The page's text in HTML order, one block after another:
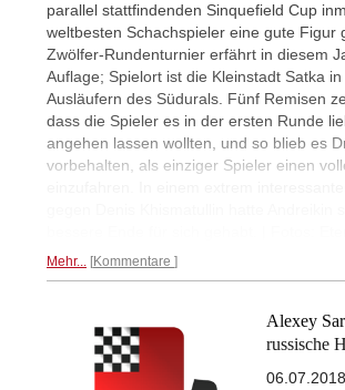
parallel stattfindenden Sinquefield Cup
weltbesten Schachspieler eine gute Figur
Zwölfer-Rundenturnier erfährt in diesem
Auflage; Spielort ist die Kleinstadt Satka
Ausläufern des Südurals. Fünf Remisen
dass die Spieler es in der ersten Runde
angehen lassen wollten, und so blieb es
vorbehalten, als einziger Spieler einen
Mehr... Kommentare
Alexey
russische